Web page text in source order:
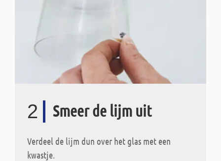
2 Smeer de lijm uit
Verdeel de lijm dun over het glas met een
kwastje.